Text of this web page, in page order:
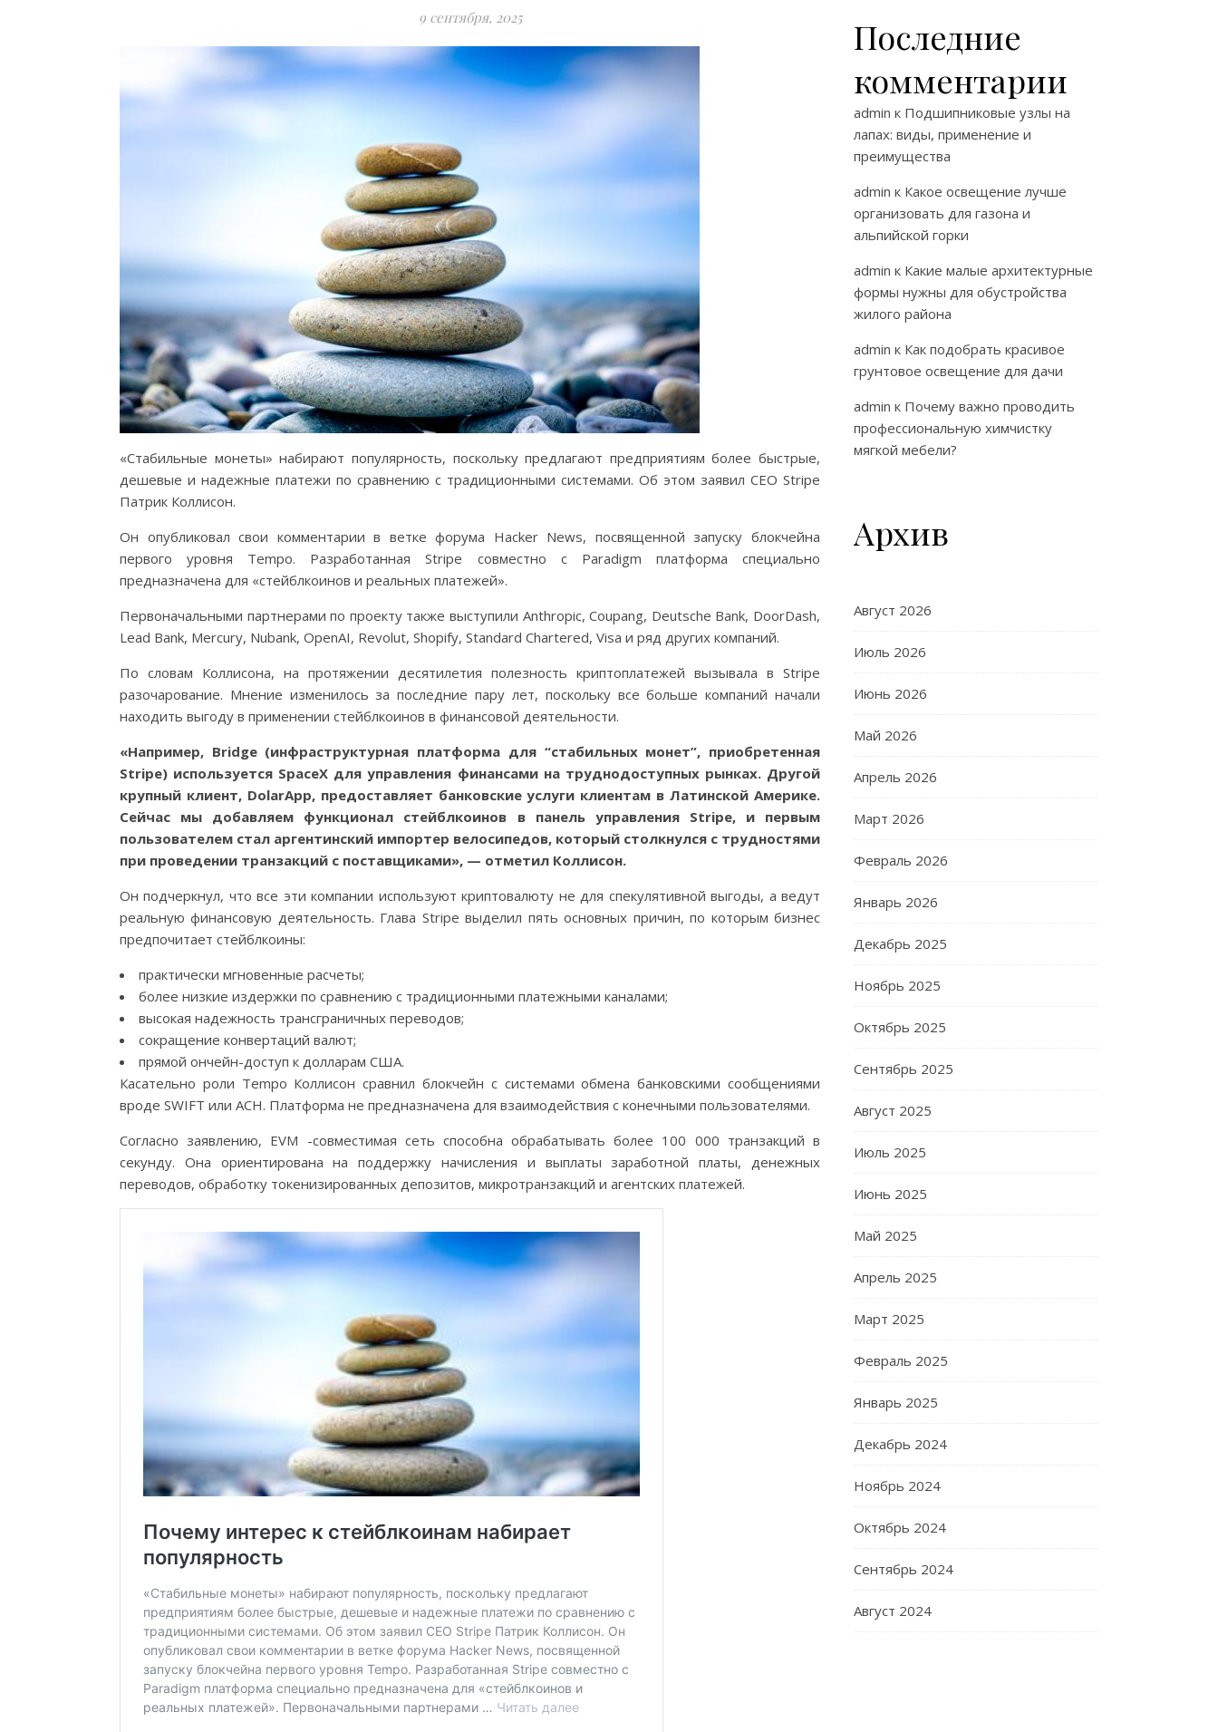
9 сентября, 2025
«Стабильные монеты» набирают популярность, поскольку предлагают предприятиям более быстрые,
дешевые и надежные платежи по сравнению с традиционными системами. Об этом заявил CEO Stripe
Патрик Коллисон.
Он опубликовал свои комментарии в ветке форума Hacker News, посвященной запуску блокчейна
первого уровня Tempo. Разработанная Stripe совместно с Paradigm платформа специально
предназначена для «стейблкоинов и реальных платежей».
Первоначальными партнерами по проекту также выступили Anthropic, Coupang, Deutsche Bank, DoorDash,
Lead Bank, Mercury, Nubank, OpenAI, Revolut, Shopify, Standard Chartered, Visa и ряд других компаний.
По словам Коллисона, на протяжении десятилетия полезность криптоплатежей вызывала в Stripe
разочарование. Мнение изменилось за последние пару лет, поскольку все больше компаний начали
находить выгоду в применении стейблкоинов в финансовой деятельности.
«Например, Bridge (инфраструктурная платформа для “стабильных монет”, приобретенная
Stripe) используется SpaceX для управления финансами на труднодоступных рынках. Другой
крупный клиент, DolarApp, предоставляет банковские услуги клиентам в Латинской Америке.
Сейчас мы добавляем функционал стейблкоинов в панель управления Stripe, и первым
пользователем стал аргентинский импортер велосипедов, который столкнулся с трудностями
при проведении транзакций с поставщиками», — отметил Коллисон.
Он подчеркнул, что все эти компании используют криптовалюту не для спекулятивной выгоды, а ведут
реальную финансовую деятельность. Глава Stripe выделил пять основных причин, по которым бизнес
предпочитает стейблкоины:
практически мгновенные расчеты;
более низкие издержки по сравнению с традиционными платежными каналами;
высокая надежность трансграничных переводов;
сокращение конвертаций валют;
прямой ончейн-доступ к долларам США.
Касательно роли Tempo Коллисон сравнил блокчейн с системами обмена банковскими сообщениями
вроде SWIFT или ACH. Платформа не предназначена для взаимодействия с конечными пользователями.
Согласно заявлению, EVM -совместимая сеть способна обрабатывать более 100 000 транзакций в
секунду. Она ориентирована на поддержку начисления и выплаты заработной платы, денежных
переводов, обработку токенизированных депозитов, микротранзакций и агентских платежей.
Последние
комментарии
admin к Подшипниковые узлы на
лапах: виды, применение и
преимущества
admin к Какое освещение лучше
организовать для газона и
альпийской горки
admin к Какие малые архитектурные
формы нужны для обустройства
жилого района
admin к Как подобрать красивое
грунтовое освещение для дачи
admin к Почему важно проводить
профессиональную химчистку
мягкой мебели?
Архив
Август 2026
Июль 2026
Июнь 2026
Май 2026
Апрель 2026
Март 2026
Февраль 2026
Январь 2026
Декабрь 2025
Ноябрь 2025
Октябрь 2025
Сентябрь 2025
Август 2025
Июль 2025
Июнь 2025
Май 2025
Апрель 2025
Март 2025
Февраль 2025
Январь 2025
Декабрь 2024
Ноябрь 2024
Октябрь 2024
Сентябрь 2024
Август 2024